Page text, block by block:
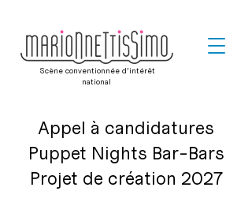
Scène conventionnée d’intérêt
national
Appel à candidatures
Puppet Nights Bar-Bars
Projet de création 2027